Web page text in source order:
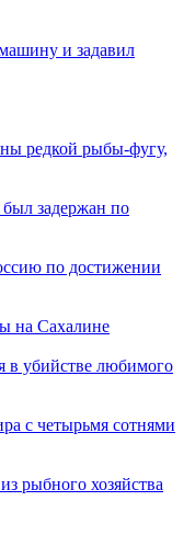
и задавил
редкой рыбы-фугу,
задержан по
по достижении
на Сахалине
в убийстве любимого
с четырьмя сотнями
рыбного хозяйства